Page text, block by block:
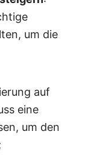
um die
auf
eine
um den